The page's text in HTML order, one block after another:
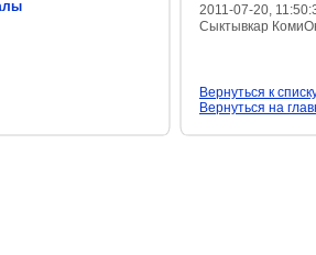
2011-07-20,
Сыктывкар
Вернуться к
Вернуться на